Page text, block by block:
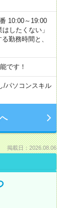
10:00～19:00
したくない」
勤務時間と、
です！
/パソコンスキル
掲載日：2026.08.06